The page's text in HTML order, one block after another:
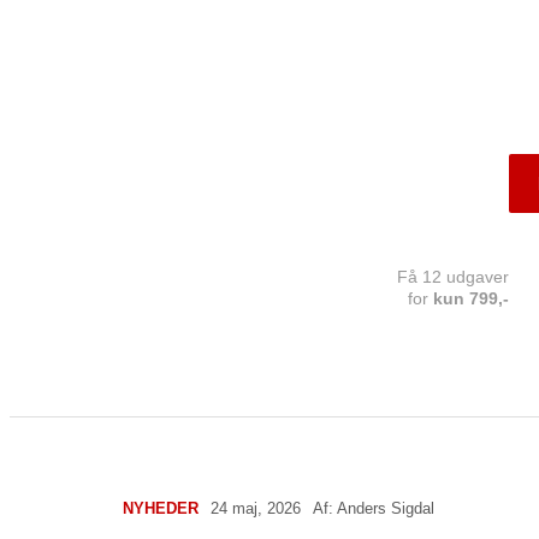
Få 12 udgaver
for kun 799,-
NYHEDER 24 maj, 2026 Af: Anders Sigdal